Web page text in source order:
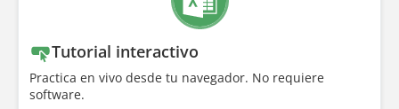
Tutorial interactivo
Practica en vivo desde tu navegador. No requiere
software.